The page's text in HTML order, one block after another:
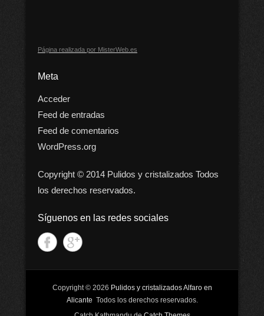
Página realizada por MisterWeb.es
Meta
Acceder
Feed de entradas
Feed de comentarios
WordPress.org
Copyright © 2014 Pulidos y cristalizados Todos
los derechos reservados.
Síguenos en las redes sociales
Copyright © 2026 Pulidos y cristalizados Alfaro en
Alicante Todos los derechos reservados.